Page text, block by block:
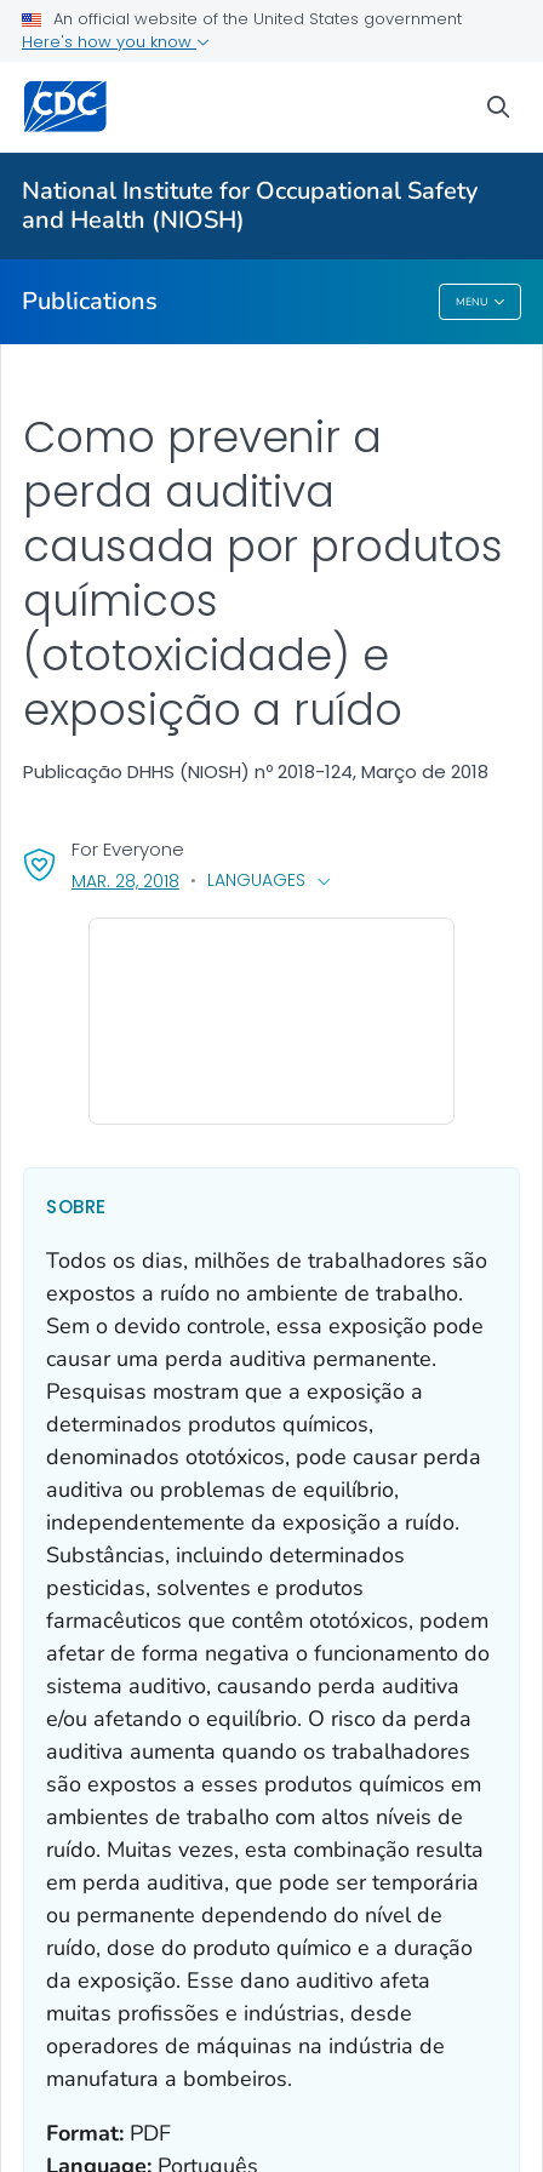
An official website of the United States government
Here's how you know
National Institute for Occupational Safety
and Health (NIOSH)
Publications MENU
NIOSH Infographics Resources
Numbered Communication Products - All
VIEW ALL
Publications
Como prevenir a
perda auditiva
causada por produtos
químicos
(ototoxicidade) e
exposição a ruído
Publicação DHHS (NIOSH) nº 2018-124, Março de 2018
For Everyone
MAR. 28, 2018 , VISIT LINK FOR DETAILS.
LANGUAGES
SOBRE
Todos os dias, milhões de trabalhadores são
expostos a ruído no ambiente de trabalho.
Sem o devido controle, essa exposição pode
causar uma perda auditiva permanente.
Pesquisas mostram que a exposição a
determinados produtos químicos,
denominados ototóxicos, pode causar perda
auditiva ou problemas de equilíbrio,
independentemente da exposição a ruído.
Substâncias, incluindo determinados
pesticidas, solventes e produtos
farmacêuticos que contêm ototóxicos, podem
afetar de forma negativa o funcionamento do
sistema auditivo, causando perda auditiva
e/ou afetando o equilíbrio. O risco da perda
auditiva aumenta quando os trabalhadores
são expostos a esses produtos químicos em
ambientes de trabalho com altos níveis de
ruído. Muitas vezes, esta combinação resulta
em perda auditiva, que pode ser temporária
ou permanente dependendo do nível de
ruído, dose do produto químico e a duração
da exposição. Esse dano auditivo afeta
muitas profissões e indústrias, desde
operadores de máquinas na indústria de
manufatura a bombeiros.
Format: PDF
Language: Português